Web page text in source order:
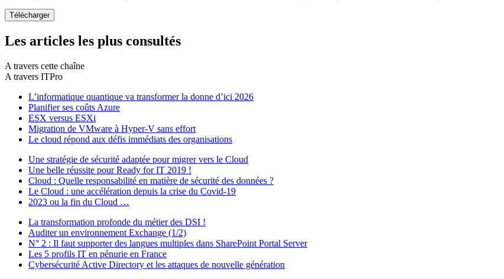
Les articles les plus consultés
A travers cette chaîne
A travers ITPro
L’informatique quantique va transformer la donne d’ici 2026
Planifier ses coûts Azure
ESX versus ESXi
Migration de VMware à Hyper-V sans effort
Le cloud répond aux défis immédiats des organisations
Une stratégie de sécurité adaptée pour migrer vers le Cloud
Une belle réussite pour Ready for IT 2019 !
Cloud : Quelle responsabilité en matière de sécurité des données ?
Le Cloud : une accélération depuis la crise du Covid-19
2023 ou la fin du Cloud …
La transformation profonde du métier des DSI !
Auditer un environnement Exchange (1/2)
N° 2 : Il faut supporter des langues multiples dans SharePoint Portal Server
Les 5 profils IT en pénurie en France
Cybersécurité Active Directory et les attaques de nouvelle génération